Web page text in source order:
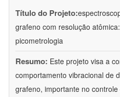
Título do Projeto:
grafeno com resolução
picometrologia
Resumo: Este projeto visa a
comportamento vibracional de
grafeno, importante no